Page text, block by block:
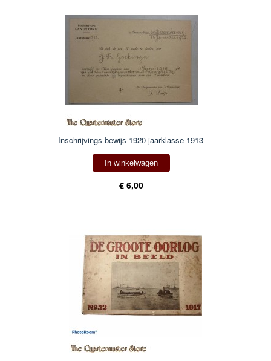
Inschrijvings bewijs 1920 jaarklasse 1913
In winkelwagen
€ 6,00